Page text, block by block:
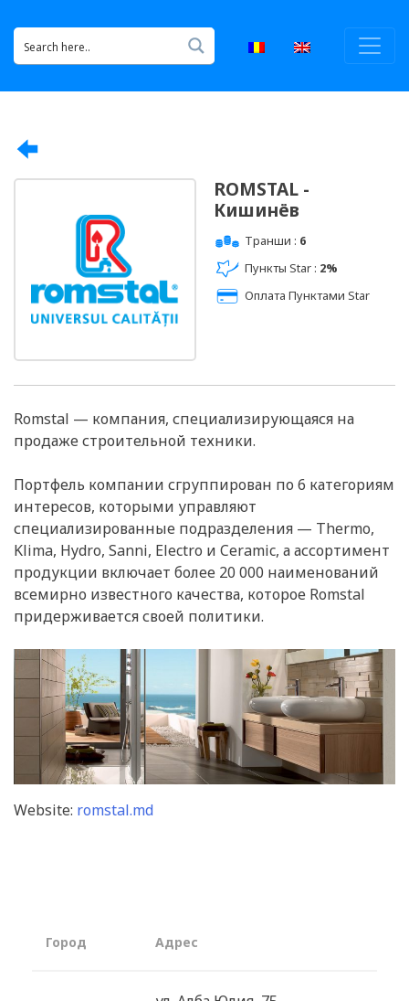
ROMSTAL -
Кишинёв
Транши : 6
Пункты Star : 2%
Оплата Пунктами Star
Romstal — компания, специализирующаяся на
продаже строительной техники.
Портфель компании сгруппирован по 6 категориям
интересов, которыми управляют
специализированные подразделения — Thermo,
Klima, Hydro, Sanni, Electro и Ceramic, а ассортимент
продукции включает более 20 000 наименований
всемирно известного качества, которое Romstal
придерживается своей политики.
Website: romstal.md
Город Aдрес